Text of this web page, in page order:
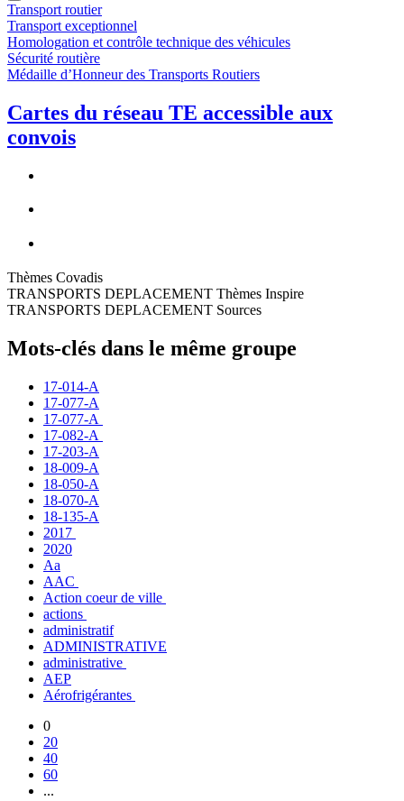
Transport routier
Transport exceptionnel
Homologation et contrôle technique des véhicules
Sécurité routière
Médaille d’Honneur des Transports Routiers
Cartes du réseau TE accessible aux
convois
Thèmes Covadis
TRANSPORTS DEPLACEMENT Thèmes Inspire
TRANSPORTS DEPLACEMENT Sources
Mots-clés dans le même groupe
17-014-A
17-077-A
17-077-A
17-082-A
17-203-A
18-009-A
18-050-A
18-070-A
18-135-A
2017
2020
Aa
AAC
Action coeur de ville
actions
administratif
ADMINISTRATIVE
administrative
AEP
Aérofrigérantes
0
20
40
60
...